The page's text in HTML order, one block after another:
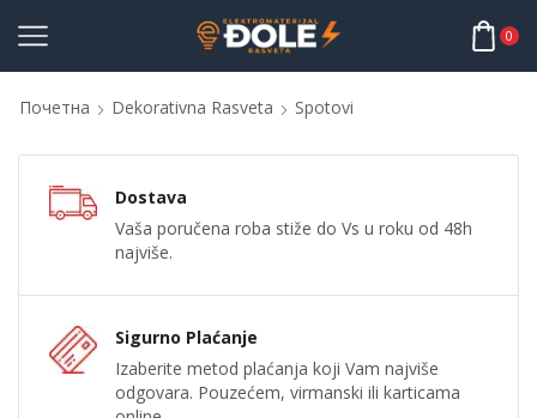
0
Почетна Dekorativna Rasveta Spotovi
Dostava
Vaša poručena roba stiže do Vs u roku od 48h
najviše.
Sigurno Plaćanje
Izaberite metod plaćanja koji Vam najviše
odgovara. Pouzećem, virmanski ili karticama